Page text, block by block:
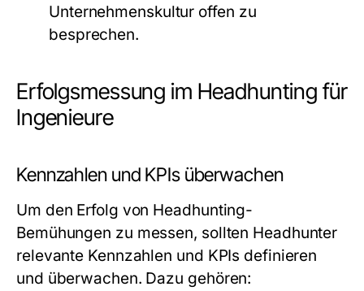
Unternehmenskultur offen zu
besprechen.
Erfolgsmessung im Headhunting für
Ingenieure
Kennzahlen und KPIs überwachen
Um den Erfolg von Headhunting-
Bemühungen zu messen, sollten Headhunter
relevante Kennzahlen und KPIs definieren
und überwachen. Dazu gehören: